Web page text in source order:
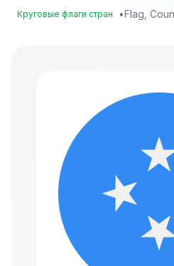
Круговые флаги стран •Flag,